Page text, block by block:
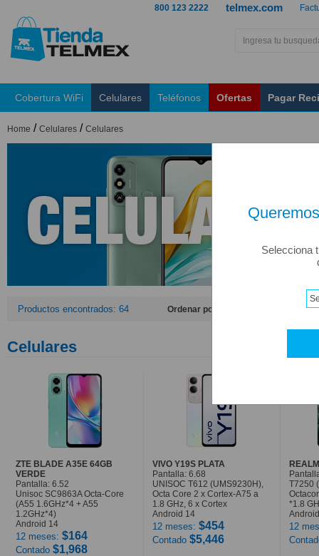
Selecciona
telmex.com
800 123 2222
Cobertura WiFi Celulares Teléfonos Ofertas Pagar
Home / Celulares / Celulares
Productos encontrados: 64 Ordenar por:
Celulares
ZTE BLADE A35E 64GB
VERDE
Pantalla: 6.52
Unisoc SC9863A Octa-Core
(A55 1.6GHz*4 + A55
1.2GHz*4)
Android 14
12 meses: $164
Contado $1,968
VIVO Y19S PLATA
Pantalla: 6.68
UNISOC T612 (UMS9230H),
Octa Core 2 x Cortex-A75 a
1.8 GHz, 6 x Cortex
Android 14
12 meses: $454
Contado $5,446
T7250
*1.8
12